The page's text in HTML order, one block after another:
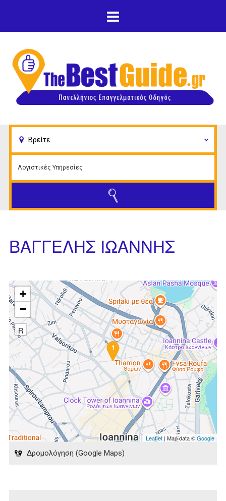
κυρίως περιεχόμενο
ΒΑΓΓΕΛΗΣ ΙΩΑΝΝΗΣ
1
+
−
R
Leaflet | Map data ©Google
Δρομολόγηση (Google Maps)